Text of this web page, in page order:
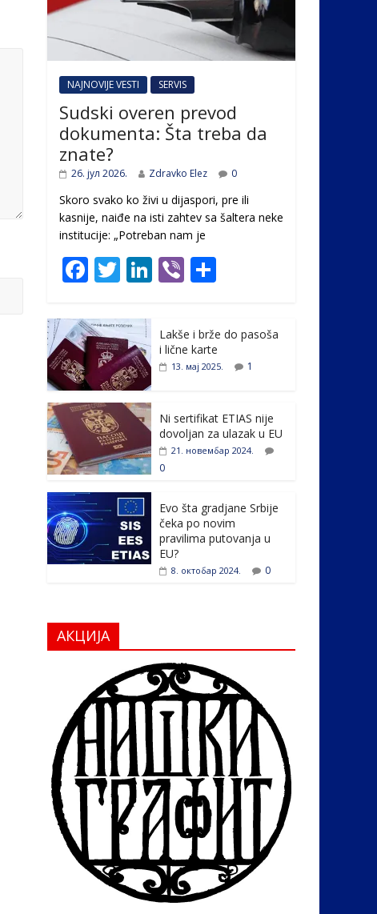
NAJNOVIJE VESTI SERVIS
Sudski overen prevod
dokumenta: Šta treba da
znate?
26. јул 2026. Zdravko Elez 0
Skoro svako ko živi u dijaspori, pre ili
kasnije, naiđe na isti zahtev sa šaltera neke
institucije: „Potreban nam je
F
e
b
o
o
k
T
itt
er
Li
e
dI
Vi
er ar
e
Lakše i brže do pasoša
i lične karte
13. мај 2025. 1
Ni sertifikat ETIAS nije
dovoljan za ulazak u EU
21. новембар 2024.
0
Evo šta gradjane Srbije
čeka po novim
pravilima putovanja u
EU?
8. октобар 2024. 0
АКЦИЈА